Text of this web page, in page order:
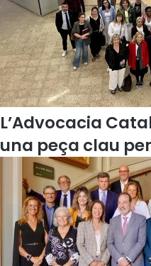
n
y
d
e
2
0
2
2
d
i
c
s
o
b
L’Advocacia
una peça clau